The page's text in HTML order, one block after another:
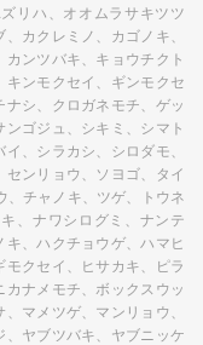
リハ、オオムラサキツツ
カクレミノ、カゴノキ、
ンツバキ、キョウチクト
キンモクセイ、ギンモクセ
シ、クロガネモチ、ゲッ
ゴジュ、シキミ、シマト
、シラカシ、シロダモ、
ンリョウ、ソヨゴ、タイ
、チャノキ、ツゲ、トウネ
、ナワシログミ、ナンテ
、ハクチョウゲ、ハマヒ
クセイ、ヒサカキ、ピラ
ナメモチ、ボックスウッ
マメツゲ、マンリョウ、
、ヤブツバキ、ヤブニッケ